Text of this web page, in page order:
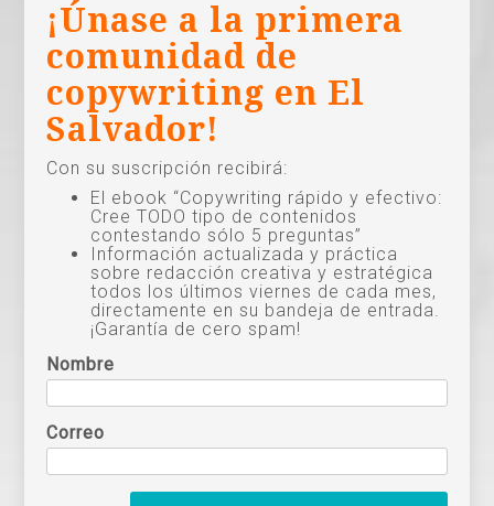
¡Únase a la primera
comunidad de
copywriting en El
Salvador!
Con su suscripción recibirá:
El ebook “Copywriting rápido y efectivo:
Cree TODO tipo de contenidos
contestando sólo 5 preguntas”
Información actualizada y práctica
sobre redacción creativa y estratégica
todos los últimos viernes de cada mes,
directamente en su bandeja de entrada.
¡Garantía de cero spam!
Nombre
Correo